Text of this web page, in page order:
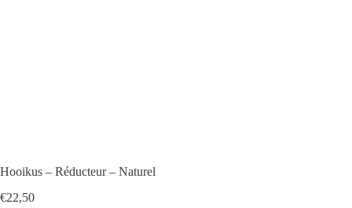
Hooikus – Réducteur – Naturel
€22,50